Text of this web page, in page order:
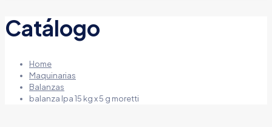
Catálogo
Home
Maquinarias
Balanzas
balanza lpa 15 kg x 5 g moretti